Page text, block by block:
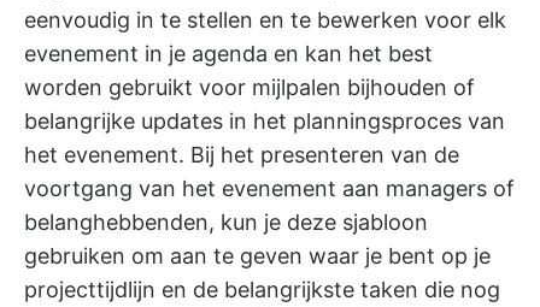
eenvoudig in te stellen en te bewerken voor elk
evenement in je agenda en kan het best
worden gebruikt voor mijlpalen bijhouden of
belangrijke updates in het planningsproces van
het evenement. Bij het presenteren van de
voortgang van het evenement aan managers of
belanghebbenden, kun je deze sjabloon
gebruiken om aan te geven waar je bent op je
projecttijdlijn en de belangrijkste taken die nog